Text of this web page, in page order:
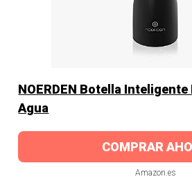
NOERDEN Botella
Agua
COMPRAR
Amazon.es